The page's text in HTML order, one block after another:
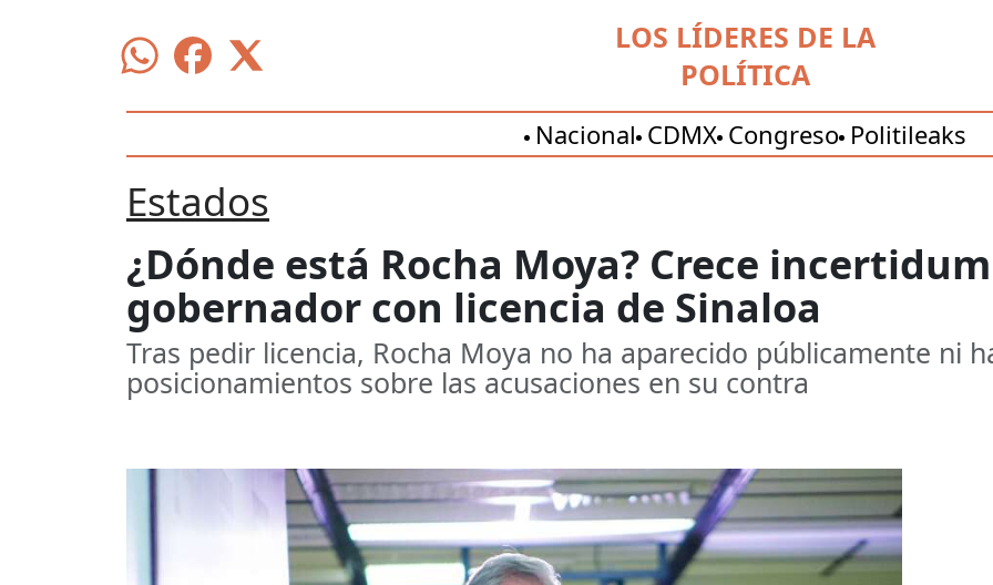
LOS LÍDERES DE LA
POLÍTICA
Nacional CDMX Congreso Politileaks
Estados
¿Dónde está Rocha Moya? Crece
gobernador con licencia de Sinaloa
Tras pedir licencia, Rocha Moya no ha aparecido públicamente ni
posicionamientos sobre las acusaciones en su contra